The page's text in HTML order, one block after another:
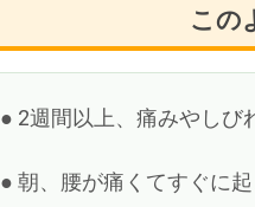
この
● 2週間以上、痛みやしび
● 朝、腰が痛くてすぐに